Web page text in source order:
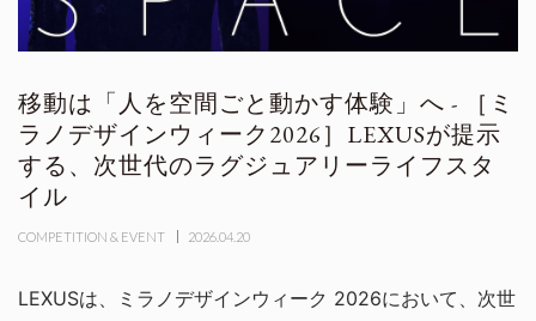
移動は「人を空間ごと動かす体験」へ - ［ミ
ラノデザインウィーク2026］LEXUSが提示
する、次世代のラグジュアリーライフスタ
イル
COMPETITION & EVENT 2026.04.20
LEXUSは、ミラノデザインウィーク 2026において、次世